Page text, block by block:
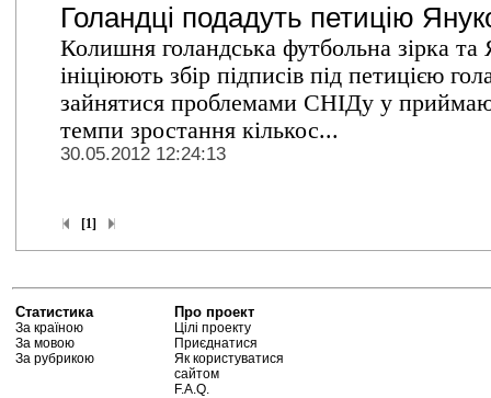
Голандці подадуть петицію
Колишня голандська футбольна зірка
ініціюють збір підписів під петицією
зайнятися проблемами СНІДу у
темпи зростання кількос...
30.05.2012 12:24:13
[1]
Статистика
За країною
За мовою
За рубрикою
Про проект
Цілі проекту
Приєднатися
Як користуватися
сайтом
F.A.Q.